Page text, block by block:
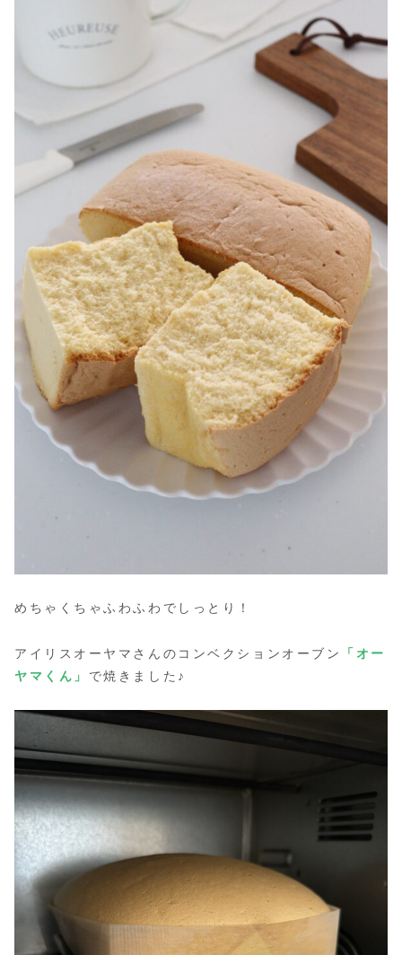
めちゃくちゃふわふわでしっとり！
アイリスオーヤマさんのコンベクションオーブン
「オー
ヤマくん」 で焼きました♪